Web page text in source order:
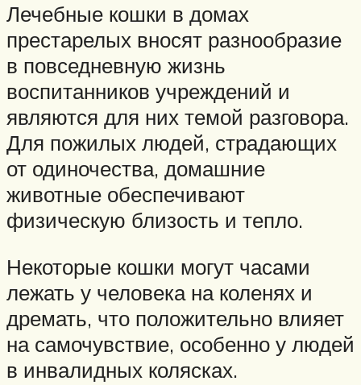
Лечебные кошки в домах
престарелых вносят разнообразие
в повседневную жизнь
воспитанников учреждений и
являются для них темой разговора.
Для пожилых людей, страдающих
от одиночества, домашние
животные обеспечивают
физическую близость и тепло.
Некоторые кошки могут часами
лежать у человека на коленях и
дремать, что положительно влияет
на самочувствие, особенно у людей
в инвалидных колясках.